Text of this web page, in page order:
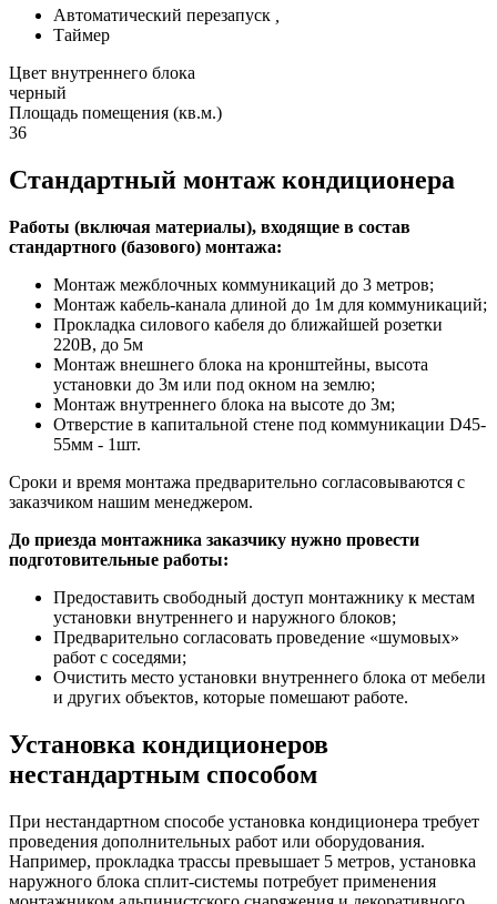
Автоматический перезапуск
Таймер
Цвет внутреннего блока
черный
Площадь помещения (кв.м.)
36
Стандартный монтаж кондиционера
Работы (включая материалы), входящие в состав
стандартного (базового) монтажа:
Монтаж межблочных коммуникаций до 3 метров;
Монтаж кабель-канала длиной до 1м для коммуникаций;
Прокладка силового кабеля до ближайшей розетки
220В, до 5м
Монтаж внешнего блока на кронштейны, высота
установки до 3м или под окном на землю;
Монтаж внутреннего блока на высоте до 3м;
Отверстие в капитальной стене под коммуникации D45-
55мм - 1шт.
Сроки и время монтажа предварительно согласовываются с
заказчиком нашим менеджером.
До приезда монтажника заказчику нужно провести
подготовительные работы:
Предоставить свободный доступ монтажнику к местам
установки внутреннего и наружного блоков;
Предварительно согласовать проведение «шумовых»
работ с соседями;
Очистить место установки внутреннего блока от мебели
и других объектов, которые помешают работе.
Установка кондиционеров
нестандартным способом
При нестандартном способе установка кондиционера требует
проведения дополнительных работ или оборудования.
Например, прокладка трассы превышает 5 метров, установка
наружного блока сплит-системы потребует применения